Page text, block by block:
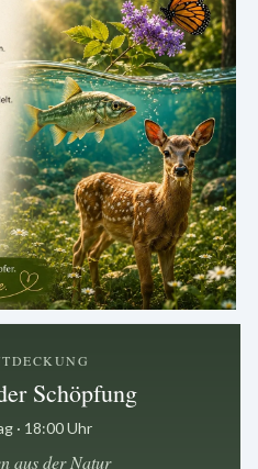
Schöpfung
· 18:00 Uhr
aus der Natur